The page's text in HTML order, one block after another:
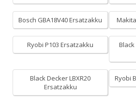
Bosch GBA18V40 Ersatzakku
Ryobi P103 Ersatzakku
Black
Black Decker LBXR20
Ersatzakku
Ryobi